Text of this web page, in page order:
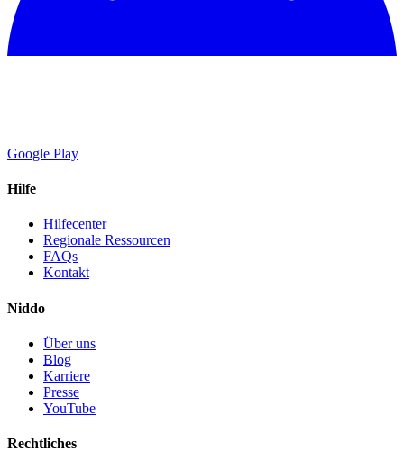
Google Play
Hilfe
Hilfecenter
Regionale Ressourcen
FAQs
Kontakt
Niddo
Über uns
Blog
Karriere
Presse
YouTube
Rechtliches